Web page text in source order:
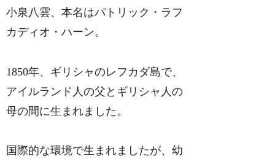
小泉八雲、本名はパトリック・ラフ
カディオ・ハーン。
1850年、ギリシャのレフカダ島で、
アイルランド人の父とギリシャ人の
母の間に生まれました。
国際的な環境で生まれましたが、幼